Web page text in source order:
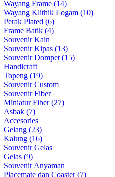
Wayang Frame (14)
Wayang Klithik Logam (10)
Perak Plated (6)
Frame Batik (4)
Souvenir Kain
Souvenir Kipas (13)
Souvenir Dompet (15)
Handicraft
Topeng (19)
Souvenir Custom
Souvenir Fiber
Miniatur Fiber (27)
Asbak (7)
Accesories
Gelang (23)
Kalung (16)
Souvenir Gelas
Gelas (9)
Souvenir Anyaman
Placemate dan Coaster (7)